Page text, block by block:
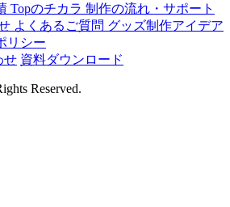
Topのチカラ 制作の流れ・サポート
よくあるご質問 グッズ制作アイデア
リシー
せ 資料ダウンロード
Reserved.